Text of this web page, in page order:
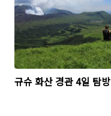
규슈 화산 경관 4일 탐방